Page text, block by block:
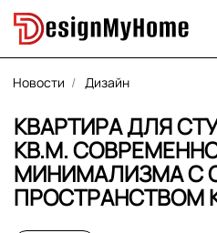
Новости Дизайн
КВАРТИРА ДЛЯ
КВ.М.
МИНИМАЛИЗМА С
ПРОСТРАНСТВОМ